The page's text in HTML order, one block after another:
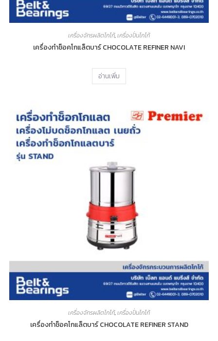
เครื่องจักรผลิตโกโก้,เครื่องปั่นโกโก้
เครื่องทำช็อคโกแล็ตบาร์ CHOCOLATE REFINER NAVI
อ่านเพิ่ม
เครื่องจักรผลิตโกโก้,เครื่องปั่นโกโก้
เครื่องทำช็อคโกแล็ตบาร์ CHOCOLATE REFINER STAND